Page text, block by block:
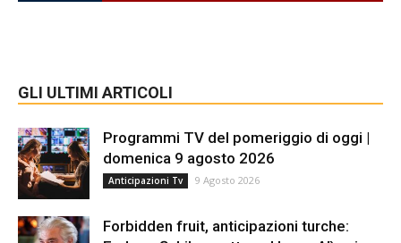
GLI ULTIMI ARTICOLI
Programmi TV del pomeriggio di oggi |
domenica 9 agosto 2026
Anticipazioni Tv 9 Agosto 2026
Forbidden fruit, anticipazioni turche: